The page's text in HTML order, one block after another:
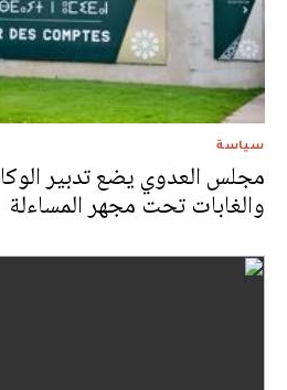
سياسة
مجلس العدوي يضع تدبير
والغابات تحت مجهر المساءلة